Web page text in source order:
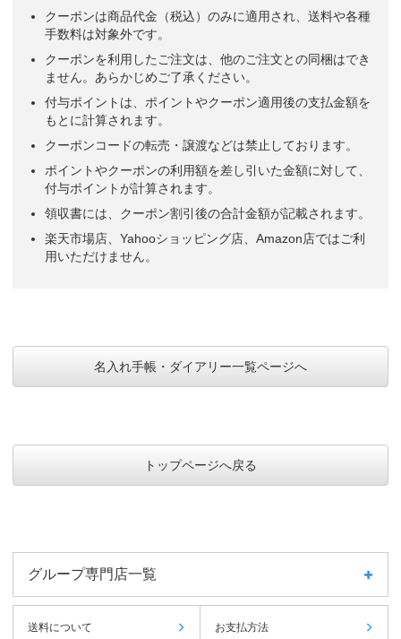
クーポンは商品代金（税込）のみに適用され、送料や各種
手数料は対象外です。
クーポンを利用したご注文は、他のご注文との同梱はでき
ません。あらかじめご了承ください。
付与ポイントは、ポイントやクーポン適用後の支払金額を
もとに計算されます。
クーポンコードの転売・譲渡などは禁止しております。
ポイントやクーポンの利用額を差し引いた金額に対して、
付与ポイントが計算されます。
領収書には、クーポン割引後の合計金額が記載されます。
楽天市場店、Yahooショッピング店、Amazon店ではご利
用いただけません。
名入れ手帳・ダイアリー一覧ページへ
トップページへ戻る
グループ専門店一覧
送料について お支払方法